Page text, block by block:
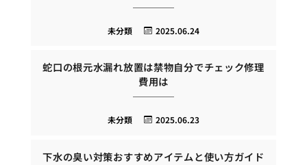
2025.06.24
未分類
蛇口の根元水漏れ放置は禁物自分でチェック修理
費用は
2025.06.23
未分類
下水の臭い対策おすすめアイテムと使い方ガイド